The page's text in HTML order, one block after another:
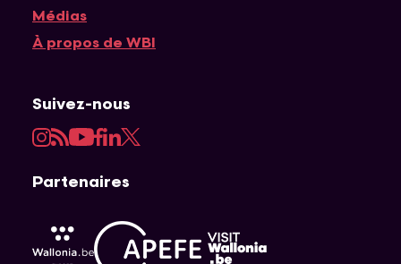
Médias
À propos de WBI
Suivez-nous
Instagram
RSSYouTube
Facebook
LinkedIn
Twitter
Partenaires
AWEX
Visit Wallonia